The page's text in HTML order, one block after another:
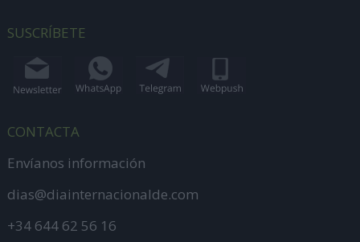
SUSCRÍBETE
CONTACTA
Envíanos información
dias@diainternacionalde.com
+34 644 62 56 16